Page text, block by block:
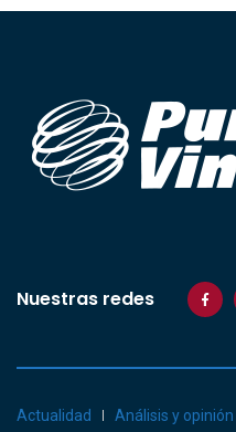
Nuestras redes
Actualidad Análisis y opinión